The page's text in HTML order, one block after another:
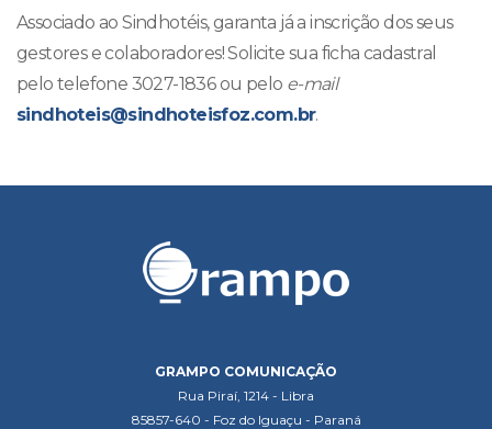
Associado ao Sindhotéis, garanta já a inscrição dos seus
gestores e colaboradores! Solicite sua ficha cadastral
pelo telefone 3027-1836 ou pelo e-mail
sindhoteis@sindhoteisfoz.com.br.
GRAMPO COMUNICAÇÃO
Rua Piraí, 1214 - Libra
85857-640 - Foz do Iguaçu - Paraná